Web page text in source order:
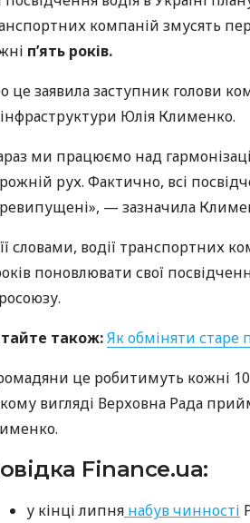
компаній змусять
п’ять років.
це заявила заступник голови
Юлія Клименко.
ми працюємо над
рух. Фактично, всі
— зазначила
словами, водії транспортних
поновлювати свої
також:Як обміняти старе
це робитимуть кожні
вигляді Верховна Рада
Finance.ua:
у кінці липня набув чинності